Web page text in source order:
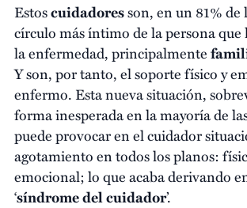
Estoscuidadoresson, en un 81% de
círculo más íntimo de la persona que
la enfermedad, principalmente
Y son, por tanto, el soporte físico y
enfermo. Esta nueva situación,
forma inesperada en la mayoría de
puede provocar en el cuidador
agotamiento en todos los planos:
emocional; lo que acaba derivando
‘síndrome del cuidador’.